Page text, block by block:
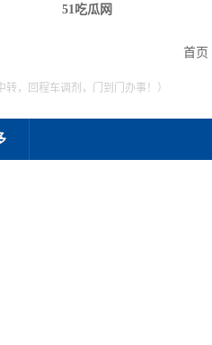
51吃瓜网
首页
转，回程车调剂，门到门办事！）